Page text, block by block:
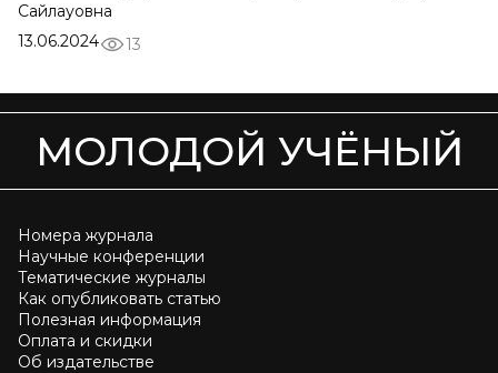
Сайлауовна
13.06.2024
13
МОЛОДОЙ УЧЁНЫЙ
Номера журнала
Научные конференции
Тематические журналы
Как опубликовать статью
Полезная информация
Оплата и скидки
Об издательстве